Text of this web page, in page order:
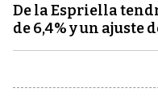
De la Espriella
de 6,4% y un ajuste